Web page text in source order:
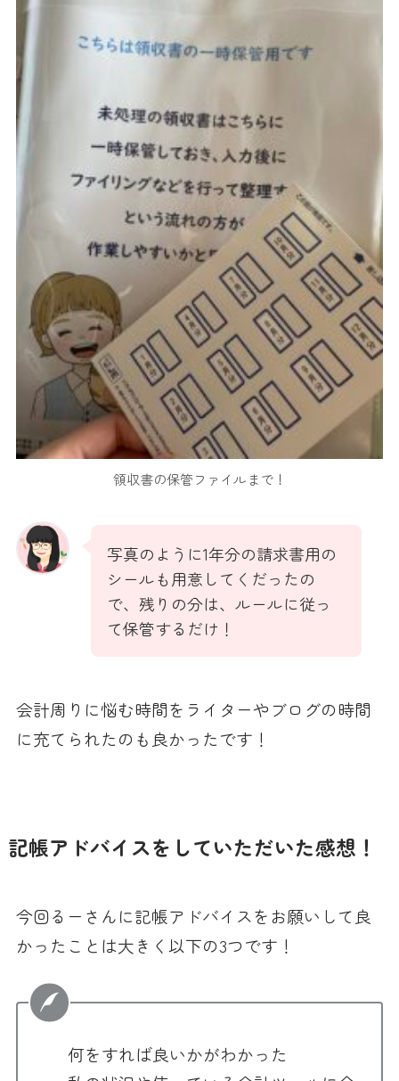
領収書の保管ファイルまで！
写真のように1年分の請求書用の
シールも用意してくだったの
で、残りの分は、ルールに従っ
て保管するだけ！
会計周りに悩む時間をライターやブログの時間
に充てられたのも良かったです！
記帳アドバイスをしていただいた感想！
今回るーさんに記帳アドバイスをお願いして良
かったことは大きく以下の3つです！
何をすれば良いかがわかった